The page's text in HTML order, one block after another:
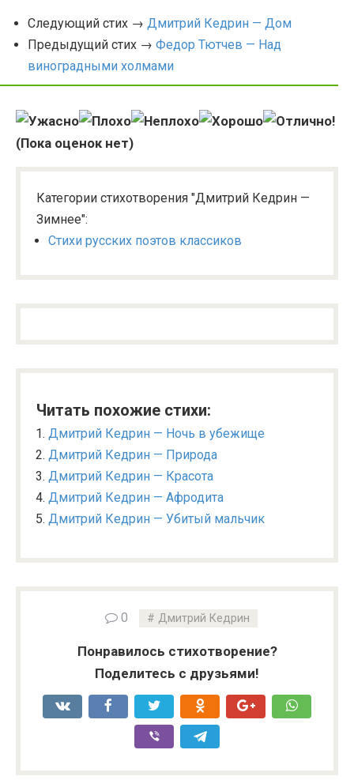
Следующий стих → Дмитрий Кедрин — Дом
Предыдущий стих → Федор Тютчев — Над
виноградными холмами
(Пока оценок нет)
Категории стихотворения "Дмитрий Кедрин —
Зимнее":
Стихи русских поэтов классиков
Читать похожие стихи:
Дмитрий Кедрин — Ночь в убежище
Дмитрий Кедрин — Природа
Дмитрий Кедрин — Красота
Дмитрий Кедрин — Афродита
Дмитрий Кедрин — Убитый мальчик
0 Дмитрий Кедрин
Понравилось стихотворение?
Поделитесь с друзьями!